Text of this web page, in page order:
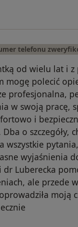
telefonu
od wielu lat i z
mogę polecić
profesjonalna,
w swoją pracę,
i
o szczegóły,
wszystkie
wyjaśnienia
dr Luberecka
ale przede
moją